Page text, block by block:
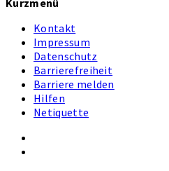
Kontakt
Impressum
Datenschutz
Barrierefreiheit
Barriere melden
Hilfen
Netiquette